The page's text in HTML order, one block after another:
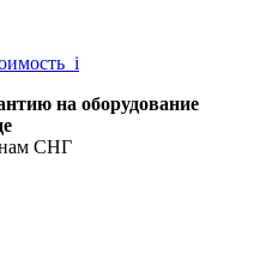
i
на оборудование
СНГ